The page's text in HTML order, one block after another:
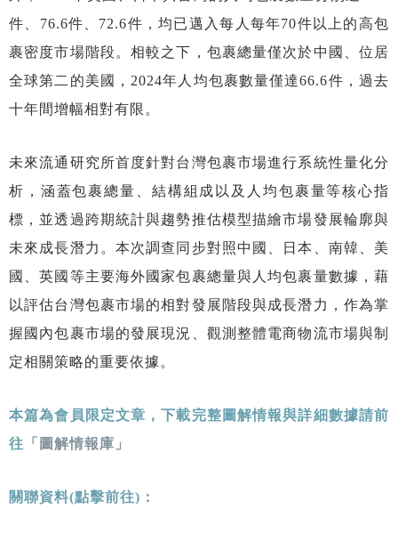
件、76.6件、72.6件，均已邁入每人每年70件以上的高包
裹密度市場階段。相較之下，包裹總量僅次於中國、位居
全球第二的美國，2024年人均包裹數量僅達66.6件，過去
十年間增幅相對有限。
未來流通研究所首度針對台灣包裹市場進行系統性量化分
析，涵蓋包裹總量、結構組成以及人均包裹量等核心指
標，並透過跨期統計與趨勢推估模型描繪市場發展輪廓與
未來成長潛力。本次調查同步對照中國、日本、南韓、美
國、英國等主要海外國家包裹總量與人均包裹量數據，藉
以評估台灣包裹市場的相對發展階段與成長潛力，作為掌
握國內包裹市場的發展現況、觀測整體電商物流市場與制
定相關策略的重要依據。
本篇為會員限定文章，下載完整圖解情報與詳細數據請前
往 「圖解情報庫」
關聯資料(點擊前往)：